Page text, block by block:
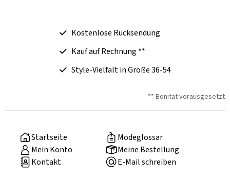
Kostenlose Rücksendung
Kauf auf Rechnung **
Style-Vielfalt in Größe 36-54
** Bonität vorausgesetzt
Startseite
Modeglossar
Mein Konto
Meine Bestellung
Kontakt
E-Mail schreiben